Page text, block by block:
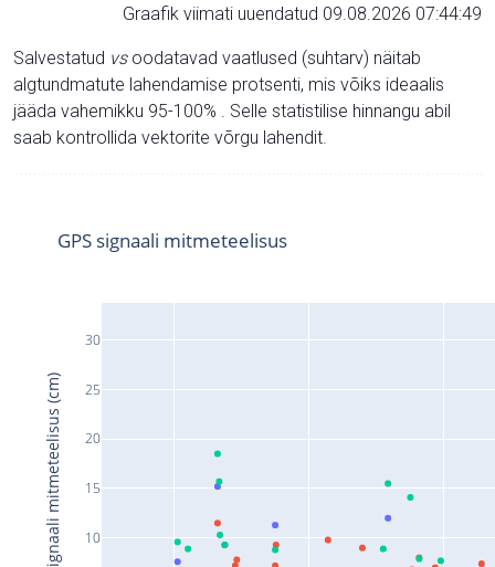
Graafik viimati uuendatud 09.08.2026 07:44:49
Salvestatud vsoodatavad vaatlused (suhtarv) näitab
algtundmatute lahendamise protsenti, mis võiks ideaalis
jääda vahemikku 95-100% . Selle statistilise hinnangu abil
saab kontrollida vektorite võrgu lahendit.
10
15
20
25
30
GPS signaali mitmeteelisus
Signaali mitmeteelisus (cm)